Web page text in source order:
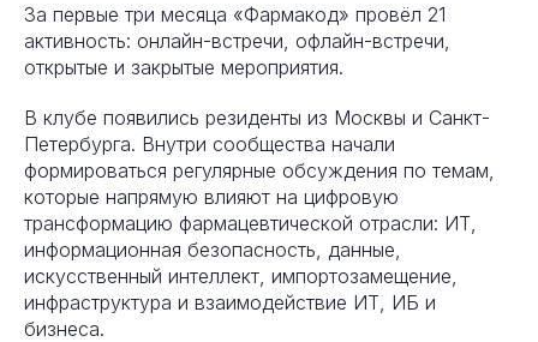
За первые три месяца «Фармакод» провёл 21
активность: онлайн-встречи, офлайн-встречи,
открытые и закрытые мероприятия.
В клубе появились резиденты из Москвы и Санкт-
Петербурга. Внутри сообщества начали
формироваться регулярные обсуждения по темам,
которые напрямую влияют на цифровую
трансформацию фармацевтической отрасли: ИТ,
информационная безопасность, данные,
искусственный интеллект, импортозамещение,
инфраструктура и взаимодействие ИТ, ИБ и
бизнеса.